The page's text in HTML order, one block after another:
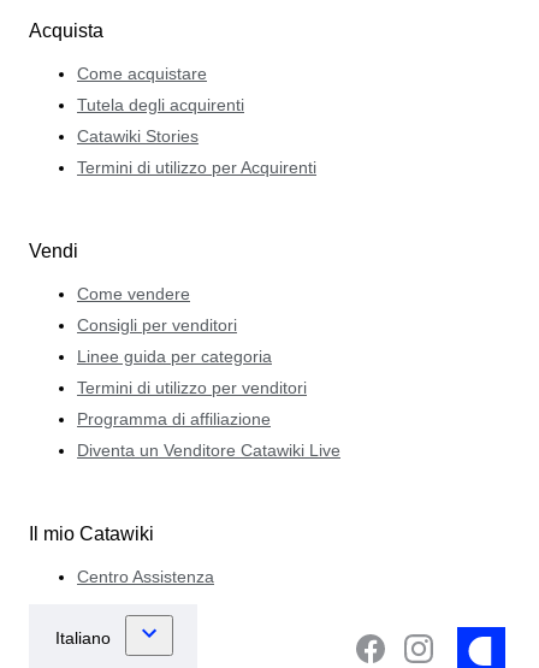
Acquista
Come acquistare
Tutela degli acquirenti
Catawiki Stories
Termini di utilizzo per Acquirenti
Vendi
Come vendere
Consigli per venditori
Linee guida per categoria
Termini di utilizzo per venditori
Programma di affiliazione
Diventa un Venditore Catawiki Live
Il mio Catawiki
Centro Assistenza